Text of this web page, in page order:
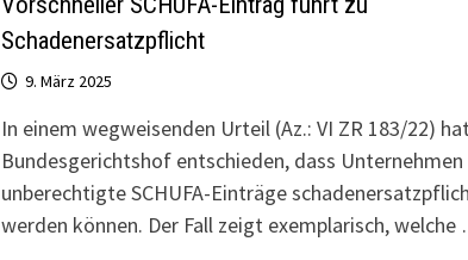
Schadenersatzpflicht
9. März 2025
In einem wegweisenden Urteil (Az.: VI ZR 183/22)
Bundesgerichtshof entschieden, dass
unberechtigte SCHUFA-Einträge
werden können. Der Fall zeigt exemplarisch,